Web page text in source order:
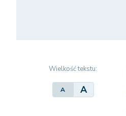
Wielkość tekstu:
A A